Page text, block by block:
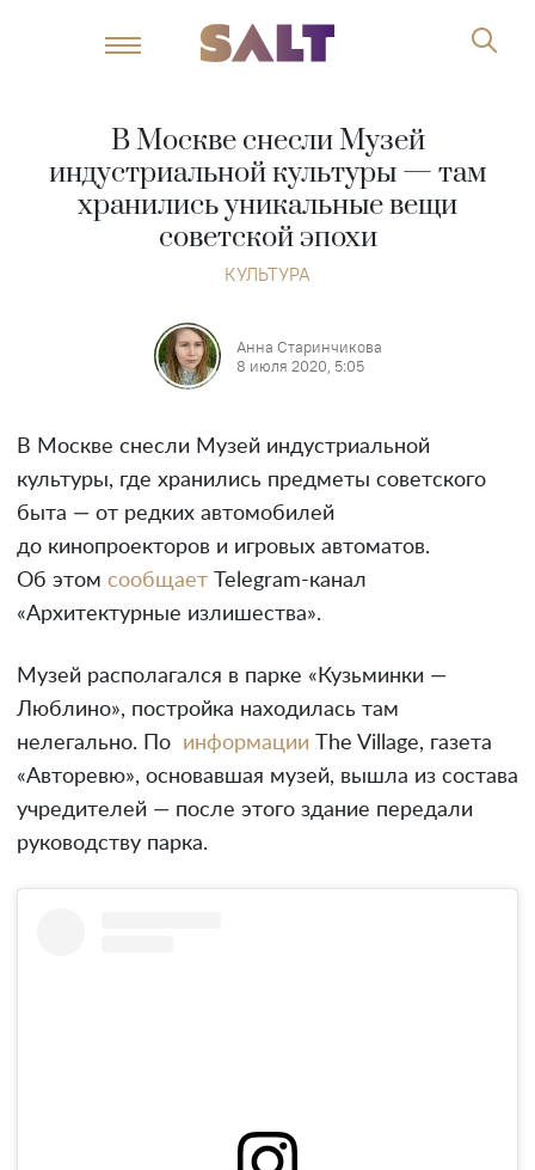
В Москве снесли Музей
индустриальной культуры — там
хранились уникальные вещи
советской эпохи
КУЛЬТУРА
Анна Старинчикова
8 июля 2020, 5:05
В Москве снесли Музей индустриальной
культуры, где хранились предметы советского
быта — от редких автомобилей
до кинопроекторов и игровых автоматов.
Об этом сообщает Telegram-канал
«Архитектурные излишества».
Музей располагался в парке «Кузьминки —
Люблино», постройка находилась там
нелегально. По
информации The Village, газета
«Авторевю», основавшая музей, вышла из состава
учредителей — после этого здание передали
руководству парка.